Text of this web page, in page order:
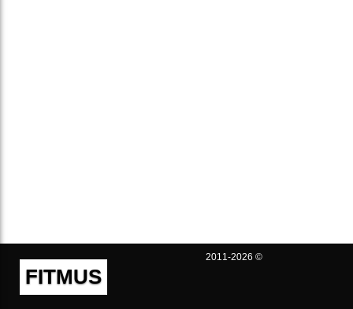
FITMUS
2011-2026 ©